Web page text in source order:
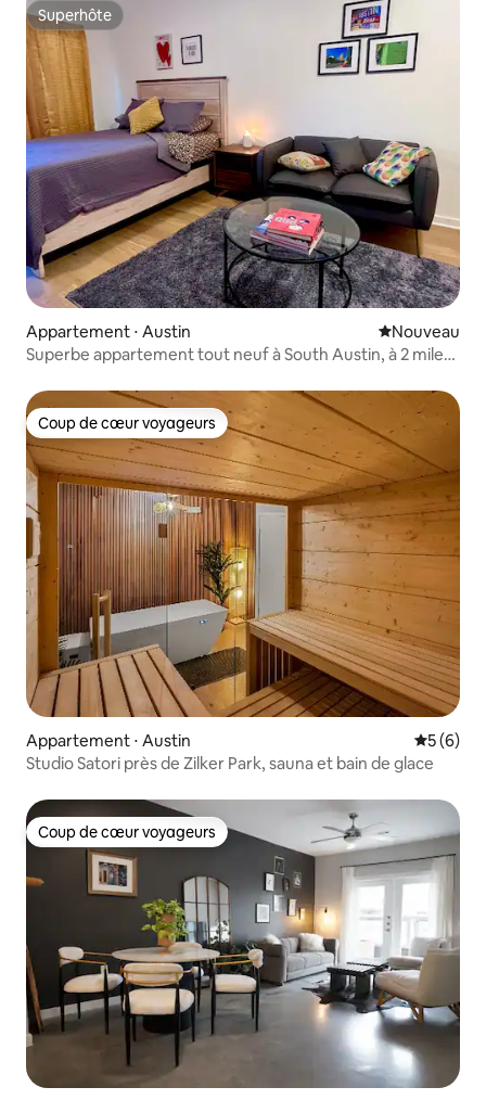
Superhôte
Superhôte
Appartement ⋅ Austin Nouvel
Nouveau
Superbe appartement tout neuf à South Austin, à 2 miles
Coup de cœur voyageurs
Coup de cœur voyageurs
Appartement ⋅ Austin
5 (6)
Studio Satori près de Zilker Park, sauna et bain de glace
Coup de cœur voyageurs
Coup de cœur voyageurs